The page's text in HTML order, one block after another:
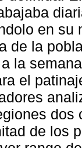
en su
de la
la
el
de los